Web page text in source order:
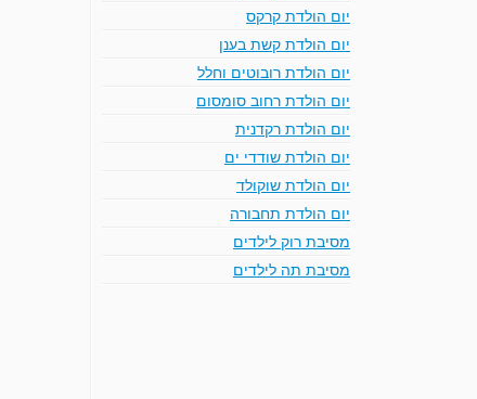
יום הולדת קרקס
יום הולדת קשת בענן
יום הולדת רובוטים וחלל
יום הולדת רחוב סומסום
יום הולדת רקדנית
יום הולדת שודדי ים
יום הולדת שוקולד
יום הולדת תחבורה
מסיבת רוק לילדים
מסיבת תה לילדים